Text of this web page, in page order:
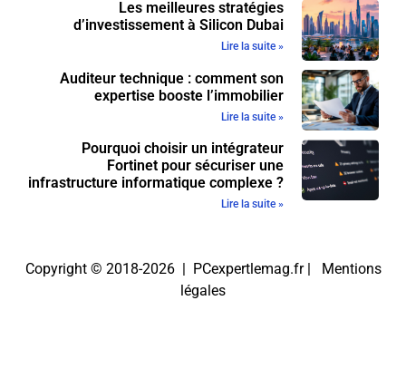
Les meilleures stratégies
d’investissement à Silicon Dubai
Lire la suite »
Auditeur technique : comment son
expertise booste l’immobilier
Lire la suite »
Pourquoi choisir un intégrateur
Fortinet pour sécuriser une
infrastructure informatique complexe ?
Lire la suite »
Copyright © 2018-2026 | PCexpertlemag.fr | Mentions
légales